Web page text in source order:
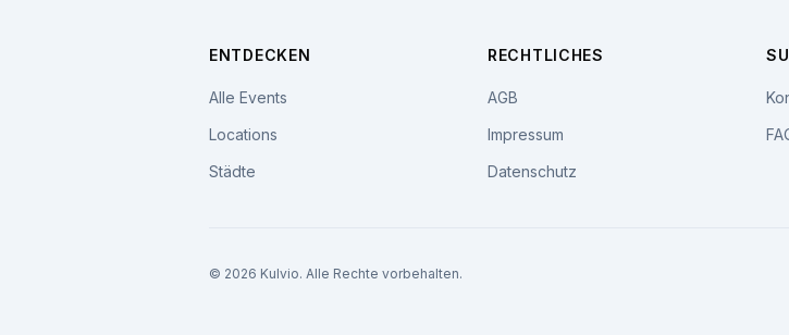
ENTDECKEN
Alle Events
Locations
Städte
RECHTLICHES
AGB
Impressum
Datenschutz
© 2026 Kulvio. Alle Rechte vorbehalten.